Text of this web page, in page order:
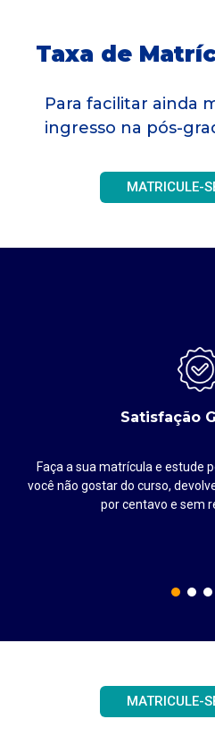
Taxa de
Para facilitar ainda
ingresso na pós-
MATRICULE-
Satisfação
Faça a sua matrícula e estude
você não gostar do curso,
por centavo e sem
MATRICULE-